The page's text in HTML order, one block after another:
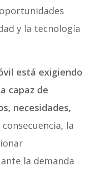
y la tecnología
está exigiendo
capaz de
necesidades,
consecuencia, la
la demanda